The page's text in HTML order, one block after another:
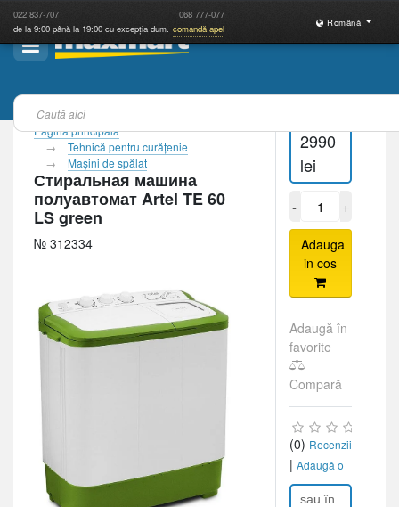
022 837-707 068 777-077
de la 9:00 până la 19:00 cu excepția dum. comandă apel
Română
Pagina principală
Tehnică pentru curăţenie
Maşini de spălat
Стиральная машина
полуавтомат Artel TE 60
LS green
№ 312334
2990
lei
- +
Adauga
in cos
Adaugă în
favorite
Compară
(0) Recenzii
| Adaugă o
recenzie
sau în